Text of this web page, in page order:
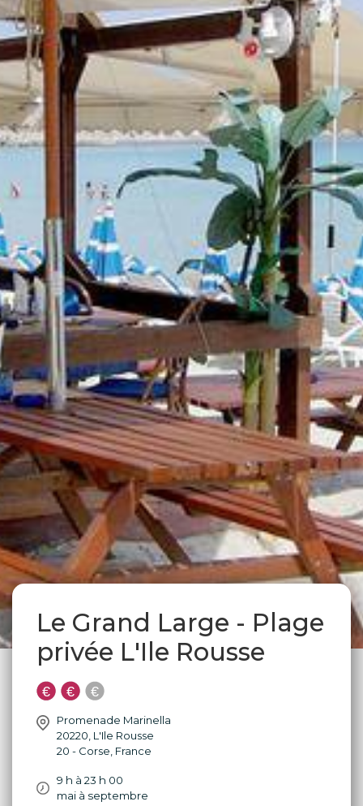
Le Grand Large - Plage
privée L'Ile Rousse
Promenade Marinella
20220 L'Ile Rousse
20 - Corse France
9 h à 23 h 00
mai à septembre